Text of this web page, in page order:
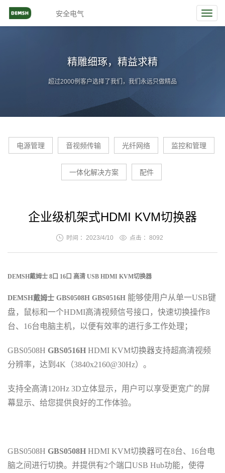
安全电气
精雕细琢，精益求精
超过2000例客户选择了我们，我们永远只做精品
电源管理 音视频传输 光纤网络 监控和管理
一体化解决方案 配件
企业级机架式HDMI KVM切换器
时间 ：2023/4/10 点击 ： 8092
DEMSH戴姆士 8口 16口 高清 USB HDMI KVM切换器
DEMSH戴姆士 GBS0508H GBS0516H 能够使用户从单一USB键
盘， 鼠标和一个HDMI高清视频信号接口 ， 快速切换操作8
台、16台电脑主机， 以便有效率的进行多工作处理 ；
GBS0508H GBS0516H HDMI KVM切换器支持超高清视频
分辨率，达到4K（3840x2160@30Hz） 。
支持全高清120Hz 3D立体显示 ， 用户可以享受更宽广的屏
幕显示、 给您提供良好的工作体验。
GBS0508H GBS0508H HDMI KVM切换器可在8台、16台电
脑之间进行切换。并提供有2个端口USB Hub功能 ，使得